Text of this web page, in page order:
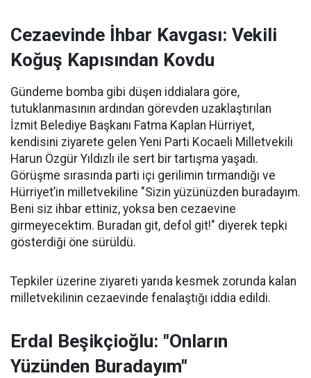
Cezaevinde İhbar Kavgası: Vekili
Koğuş Kapısından Kovdu
Gündeme bomba gibi düşen iddialara göre,
tutuklanmasının ardından görevden uzaklaştırılan
İzmit Belediye Başkanı Fatma Kaplan Hürriyet,
kendisini ziyarete gelen Yeni Parti Kocaeli Milletvekili
Harun Özgür Yıldızlı ile sert bir tartışma yaşadı.
Görüşme sırasında parti içi gerilimin tırmandığı ve
Hürriyet’in milletvekiline "Sizin yüzünüzden buradayım.
Beni siz ihbar ettiniz, yoksa ben cezaevine
girmeyecektim. Buradan git, defol git!" diyerek tepki
gösterdiği öne sürüldü.
Tepkiler üzerine ziyareti yarıda kesmek zorunda kalan
milletvekilinin cezaevinde fenalaştığı iddia edildi.
Erdal Beşikçioğlu: "Onların
Yüzünden Buradayım"